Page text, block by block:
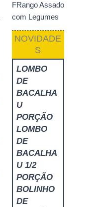
FRango Assado
com Legumes
NOVIDADE
S
LOMBO
DE
BACALHA
U
PORÇÃO
LOMBO
DE
BACALHA
U 1/2
PORÇÃO
BOLINHO
DE